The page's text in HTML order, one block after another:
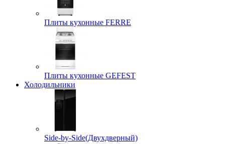
Плиты кухонные FERRE
Плиты кухонные GEFEST
Холодильники
Side-by-Side(Двухдверный)